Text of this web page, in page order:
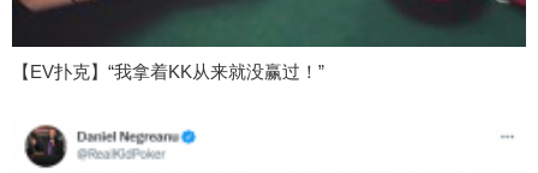
【EV扑克】“我拿着KK从来就没赢过！”